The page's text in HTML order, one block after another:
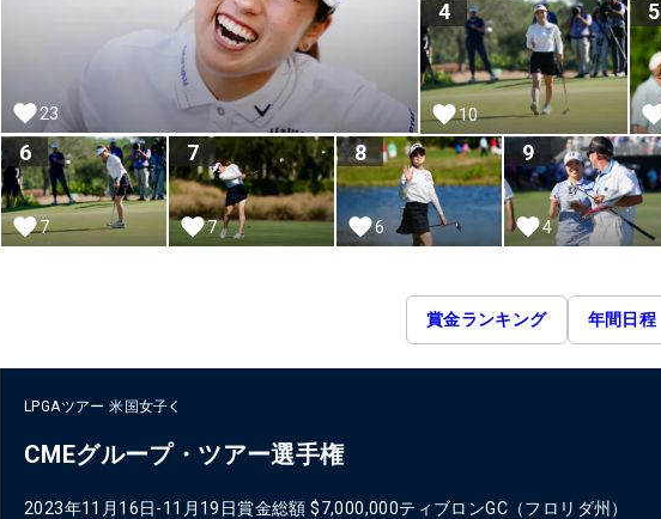
23
4
10
5
6
7
7
7
8
6
9
4
賞金ランキング 年間日程
LPGAツアー 米国女子
CMEグループ・ツアー選手権
2023年11月16日-11月19日賞金総額 $7,000,000ティブロンGC（フロリダ州）